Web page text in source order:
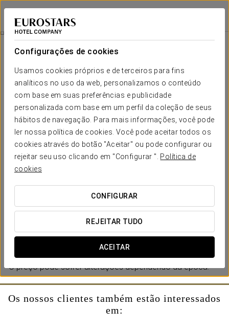
Configurações de cookies
Usamos cookies próprios e de terceiros para fins
analíticos no uso da web, personalizamos o conteúdo
com base em suas preferências e publicidade
personalizada com base em um perfil da coleção de seus
hábitos de navegação. Para mais informações, você pode
ler nossa política de cookies. Você pode aceitar todos os
cookies através do botão "Aceitar" ou pode configurar ou
rejeitar seu uso clicando em "Configurar ". Política de
cookies
CONFIGURAR
REJEITAR TUDO
ACEITAR
Eurostars Gran Valencia
VALÊNCIA
Oceanografic
Desde 35€ por pessoa
Oceanografic
Visite o maior parque marinho da Europa onde poderá fazer
uma emocionante viagem pelos mais importantes
ecossistemas marinhos do planeta. Belugas, golfinhos,
tubarões e pinguins esperam por você para descobrir os
*O preço pode sofrer alterações dependendo da época.
Os nossos clientes também estão interessados
em: